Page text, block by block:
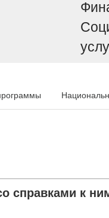
справками к